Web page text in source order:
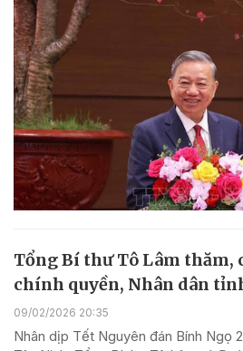
Tổng Bí thư Tô Lâm thăm,
chính quyền, Nhân dân
09/02/2026 20:35
Nhân dịp Tết Nguyên đán Bính Ngọ